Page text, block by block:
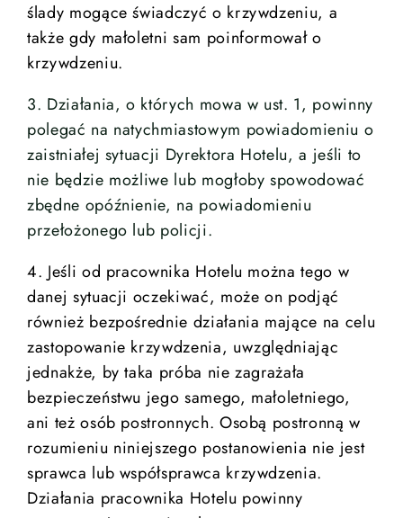
KONTAKT
ślady mogące świadczyć o krzywdzeniu, a
także gdy małoletni sam poinformował o
krzywdzeniu.
3. Działania, o których mowa w ust. 1, powinny
polegać na natychmiastowym powiadomieniu o
zaistniałej sytuacji Dyrektora Hotelu, a jeśli to
nie będzie możliwe lub mogłoby spowodować
zbędne opóźnienie, na powiadomieniu
przełożonego lub policji.
4. Jeśli od pracownika Hotelu można tego w
danej sytuacji oczekiwać, może on podjąć
również bezpośrednie działania mające na celu
zastopowanie krzywdzenia, uwzględniając
jednakże, by taka próba nie zagrażała
bezpieczeństwu jego samego, małoletniego,
ani też osób postronnych. Osobą postronną w
rozumieniu niniejszego postanowienia nie jest
sprawca lub współsprawca krzywdzenia.
Działania pracownika Hotelu powinny